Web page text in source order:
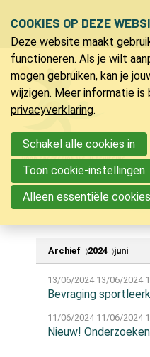
links
over
Spring
naar
de
Spring
naar
de
inhoud
Ons telefoon:
+32 9 218 91 20 Ons
Archief 2024 juni
13/06/202413/06/2024
Bevraging
11/06/202411/06/2024
Nieuw!
LO
COOKIES OP DEZE
Deze website maakt
functioneren. Als je wilt
mogen gebruiken, kan je
wijzigen. Meer informatie is
privacyverklaring.
Schakel alle cookies in
Toon cookie-instellingen
Alleen essentiële cookies